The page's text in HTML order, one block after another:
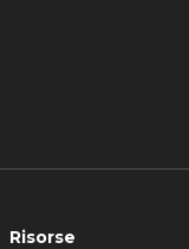
Risorse